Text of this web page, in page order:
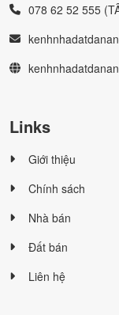
078 62 52 555
Links
Giới thiệu
Chính sách
Nhà bán
Đất bán
Liên hệ